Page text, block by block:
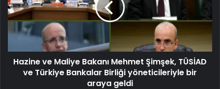
Hazine ve Maliye Bakanı Mehmet Şimşek, TÜSİAD
ve Türkiye Bankalar Birliği yöneticileriyle bir
araya geldi